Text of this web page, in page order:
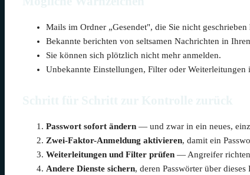
Mails im Ordner „Gesendet", die Sie nicht geschrieben
Bekannte berichten von seltsamen Nachrichten in
Sie können sich plötzlich nicht mehr anmelden.
Unbekannte Einstellungen, Filter oder
Passwort sofort ändern — und zwar in ein neues,
Zwei-Faktor-Anmeldung aktivieren, damit ein
Weiterleitungen und Filter prüfen — Angreifer richten
Andere Dienste sichern, deren Passwörter über